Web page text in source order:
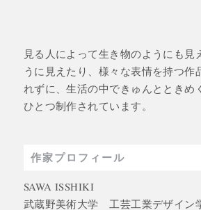
見る人によって生き物のようにも見
うに見えたり、様々な表情を持つ作
れずに、生活の中できゅんとときめ
ひとつ制作されています。
作家プロフィール
SAWA ISSHIKI
武蔵野美術大学 工芸工業デザイン